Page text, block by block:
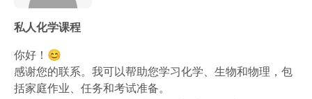
私人化学课程
你好！😊
感谢您的联系。我可以帮助您学习化学、生物和物理，包
括家庭作业、任务和考试准备。